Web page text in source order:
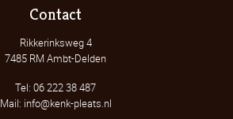
Contact
Rikkerinksweg 4
7485 RM Ambt-Delden
Tel: 06 222 38 487
Mail: info@kenk-pleats.nl